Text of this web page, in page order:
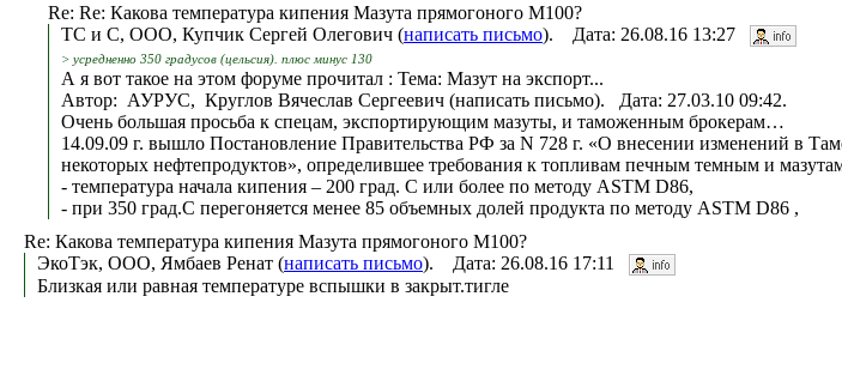
Re: Re: Какова температура кипения Мазута прямогоного М100?
ТС и С, ООО, Купчик Сергей Олегович (написать письмо). Дата: 26.08.16 13:27
> усредненно 350 градусов (цельсия). плюс минус 130
А я вот такое на этом форуме прочитал : Тема: Мазут на экспорт...
Автор: АУРУС, Круглов Вячеслав Сергеевич (написать письмо). Дата: 27.03.10 09:42.
Очень большая просьба к спецам, экспортирующим мазуты, и таможенным брокерам…
14.09.09 г. вышло Постановление Правительства РФ за N 728 г. «О внесении изменений в
некоторых нефтепродуктов», определившее требования к топливам печным темным и
- температура начала кипения – 200 град. С или более по методу ASTM D86,
- при 350 град.С перегоняется менее 85 объемных долей продукта по методу ASTM D86 ,
Re: Какова температура кипения Мазута прямогоного М100?
ЭкоТэк, ООО, Ямбаев Ренат (написать письмо). Дата: 26.08.16 17:11
Близкая или равная температуре вспышки в закрыт.тигле